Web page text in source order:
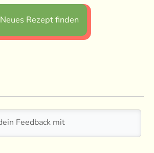
Neues Rezept finden